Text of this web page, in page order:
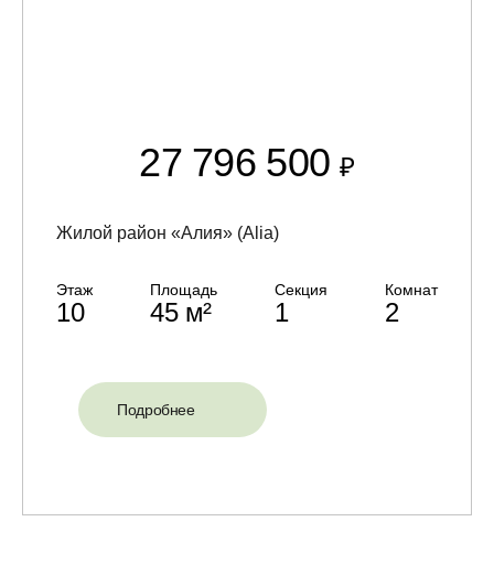
27 796 500₽
Жилой район «Алия» (Alia)
Этаж
10
Площадь
45 м²
Секция
1
Комнат
2
Подробнее